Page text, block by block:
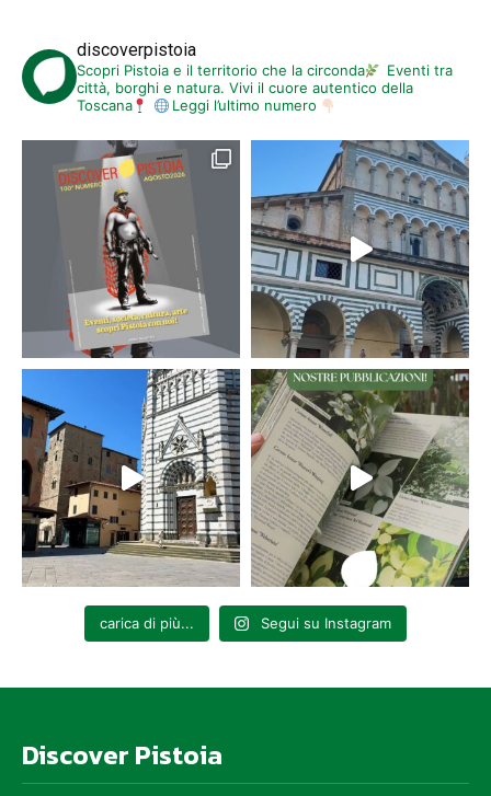
discoverpistoia
Scopri Pistoia e il territorio che la circonda
Eventi tra
città, borghi e natura. Vivi il cuore autentico della
Toscana
Leggi l’ultimo numero
carica di più... Segui su Instagram
Discover Pistoia